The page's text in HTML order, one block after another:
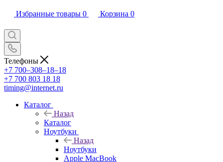
Избранные товары 0 Корзина 0
Телефоны
+7 700‒308‒18‒18
+7 700 803 18 18
timing@internet.ru
Каталог
Назад
Каталог
Ноутбуки
Назад
Ноутбуки
Apple MacBook